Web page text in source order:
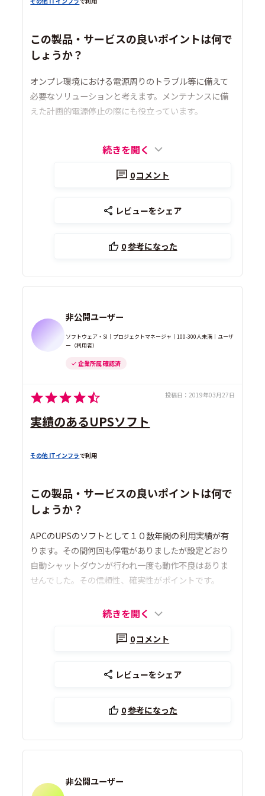
この製品・サービスの良いポイントは何で
しょうか？
オンプレ環境における電源周りのトラブル等に備えて
必要なソリューションと考えます。メンテナンスに備
えた計画的電源停止の際にも役立っています。
続きを開く
0コメント
レビューをシェア
0参考になった
非公開ユーザー
ソフトウェア・SI｜プロジェクトマネージャ｜100-300人未満｜ユーザ
ー（利用者）
企業所属 確認済
投稿日： 2019年03月27日
実績のあるUPSソフト
その他 ITインフラで利用
この製品・サービスの良いポイントは何で
しょうか？
APCのUPSのソフトとして１０数年間の利用実績が有
ります。その間何回も停電がありましたが設定どおり
自動シャットダウンが行われ一度も動作不良はありま
せんでした。その信頼性、確実性がポイントです。
続きを開く
0コメント
レビューをシェア
0参考になった
非公開ユーザー